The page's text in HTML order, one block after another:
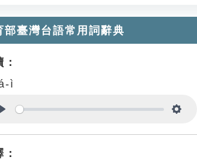
部臺灣台語常用詞辭典
ì